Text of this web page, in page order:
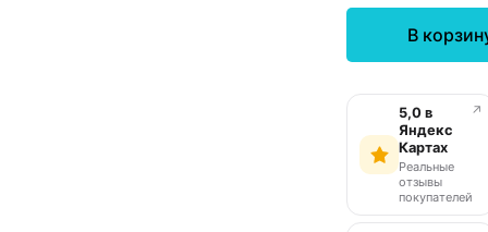
В
5,0 в
Яндекс
Картах
Реальные
отзывы
покупателей
↗